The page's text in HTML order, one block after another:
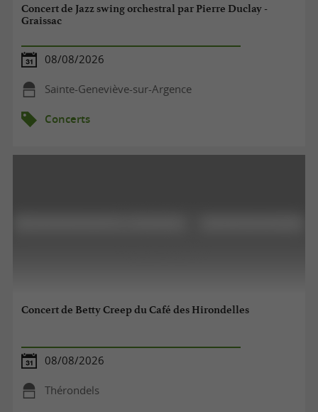
Concert de Jazz swing orchestral par Pierre Duclay -
Graissac
08/08/2026
Sainte-Geneviève-sur-Argence
Concerts
Concert de Betty Creep du Café des Hirondelles
08/08/2026
Thérondels